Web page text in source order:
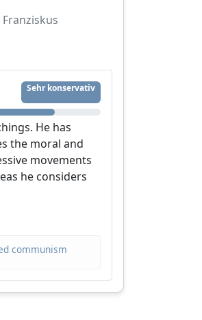
Sehr konservativ
He has
the moral and
movements
he considers
communism